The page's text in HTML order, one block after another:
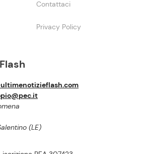
(LE)
Contattaci
Privacy Policy